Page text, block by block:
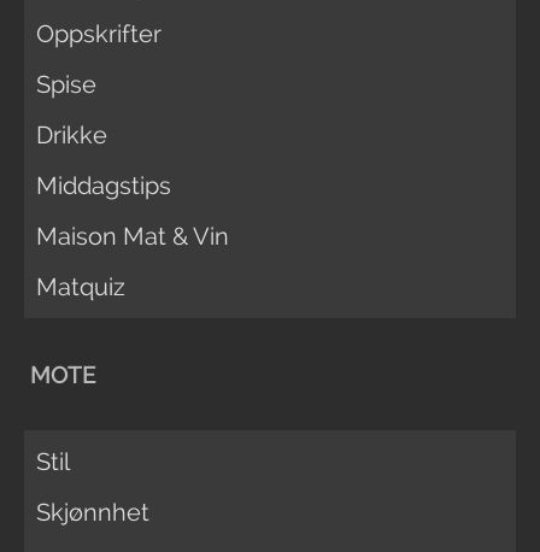
Oppskrifter
Spise
Drikke
Middagstips
Maison Mat & Vin
Matquiz
MOTE
Stil
Skjønnhet